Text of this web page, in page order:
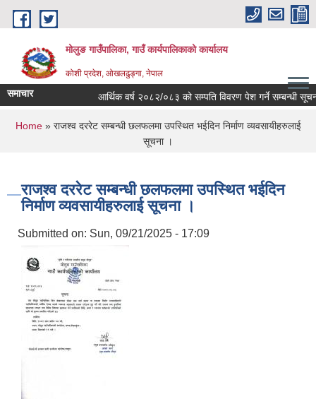
Skip to main content
मोलुङ गाउँपालिका, गाउँ कार्यपालिकाको कार्यालय
कोशी प्रदेश, ओखलढुङ्गा, नेपाल
समाचार आर्थिक वर्ष २०८२/०८३ को सम्पति विवरण पेश गर्ने सम्बन्धी सूचना
You are here
Home» राजश्व दररेट सम्बन्धी छलफलमा उपस्थित भईदिन निर्माण व्यवसायीहरुलाई
सूचना ।
राजश्व दररेट सम्बन्धी छलफलमा उपस्थित भईदिन
निर्माण व्यवसायीहरुलाई सूचना ।
Submitted on: Sun, 09/21/2025 - 17:09